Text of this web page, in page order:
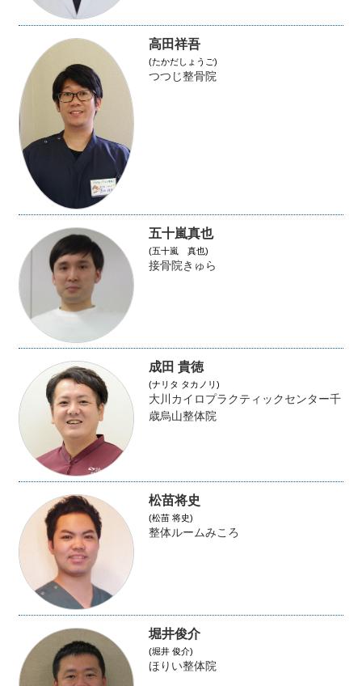
高田祥吾
(たかだしょうご)
つつじ整骨院
五十嵐真也
(五十嵐 真也)
接骨院きゅら
成田 貴徳
(ナリタ タカノリ)
大川カイロプラクティックセンター千
歳烏山整体院
松苗将史
(松苗 将史)
整体ルームみころ
堀井俊介
(堀井 俊介)
ほりい整体院